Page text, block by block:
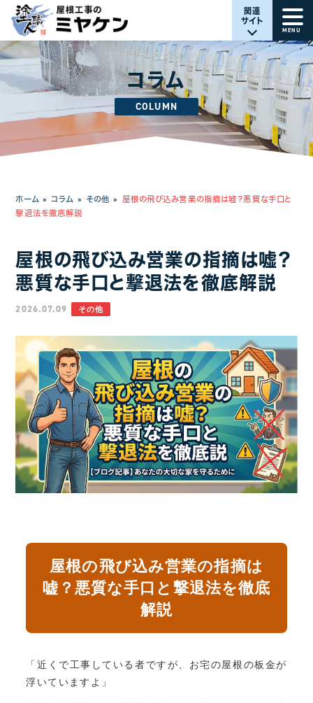
関連
サイト
MENU
コラム
COLUMN
ホーム » コラム » その他 »
屋根の飛び込み営業の指摘は嘘？悪質な手口と
撃退法を徹底解説
屋根の飛び込み営業の指摘は嘘？
悪質な手口と撃退法を徹底解説
2026.07.09 その他
屋根の飛び込み営業の指摘は
嘘？悪質な手口と撃退法を徹底
解説
「近くで工事している者ですが、お宅の屋根の板金が
浮いていますよ」